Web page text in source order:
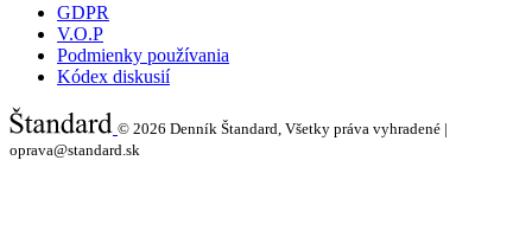
GDPR
V.O.P
Podmienky používania
Kódex diskusií
© 2026 Denník Štandard, Všetky práva vyhradené |
oprava@standard.sk